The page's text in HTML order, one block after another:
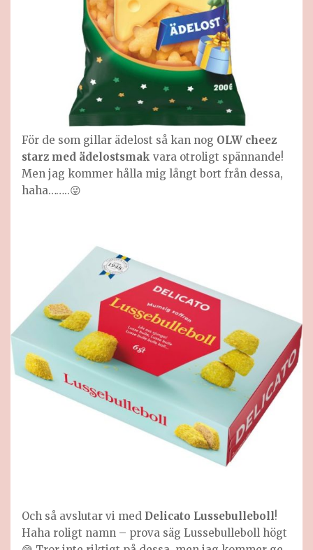
För de som gillar ädelost så kan nog OLW cheez
starz med ädelostsmak vara otroligt spännande!
Men jag kommer hålla mig långt bort från dessa,
haha……..😜
Och så avslutar vi med Delicato Lussebulleboll !
Haha roligt namn – prova säg Lussebulleboll högt